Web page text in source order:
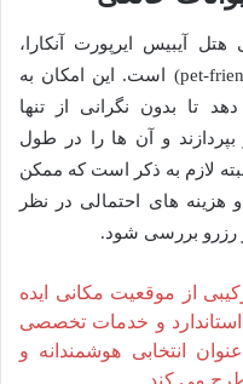
آیبیس ایرپورت آنکارا،
سیاست پذیرش حیوانات خانگی (pet-friendly) است. این امکان به
تا بدون نگرانی از تنها
و آن ها را در طول
لازم به ذکر است که ممکن
های احتمالی در نظر
رزرو بررسی شود.
از موقعیت مکانی ایده
استاندارد و خدمات تخصصی
انتخابی هوشمندانه و